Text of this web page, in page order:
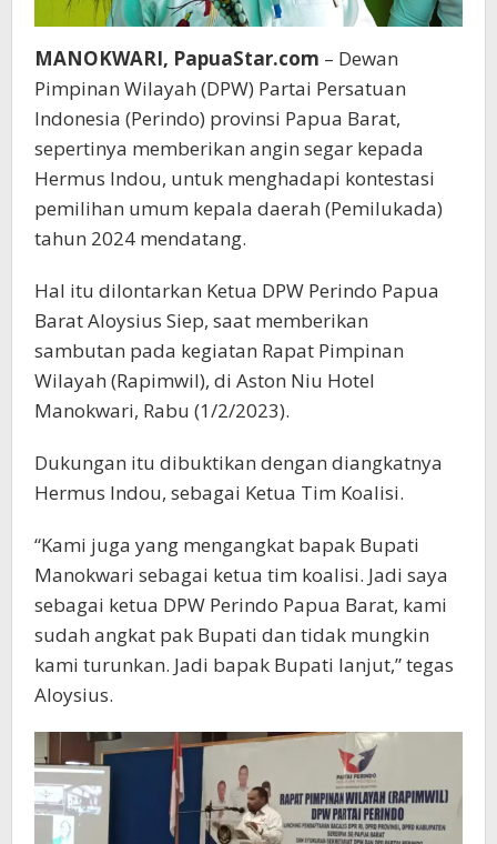
MANOKWARI, PapuaStar.com – Dewan
Pimpinan Wilayah (DPW) Partai Persatuan
Indonesia (Perindo) provinsi Papua Barat,
sepertinya memberikan angin segar kepada
Hermus Indou, untuk menghadapi kontestasi
pemilihan umum kepala daerah (Pemilukada)
tahun 2024 mendatang.
Hal itu dilontarkan Ketua DPW Perindo Papua
Barat Aloysius Siep, saat memberikan
sambutan pada kegiatan Rapat Pimpinan
Wilayah (Rapimwil), di Aston Niu Hotel
Manokwari, Rabu (1/2/2023).
Dukungan itu dibuktikan dengan diangkatnya
Hermus Indou, sebagai Ketua Tim Koalisi.
“Kami juga yang mengangkat bapak Bupati
Manokwari sebagai ketua tim koalisi. Jadi saya
sebagai ketua DPW Perindo Papua Barat, kami
sudah angkat pak Bupati dan tidak mungkin
kami turunkan. Jadi bapak Bupati lanjut,” tegas
Aloysius.